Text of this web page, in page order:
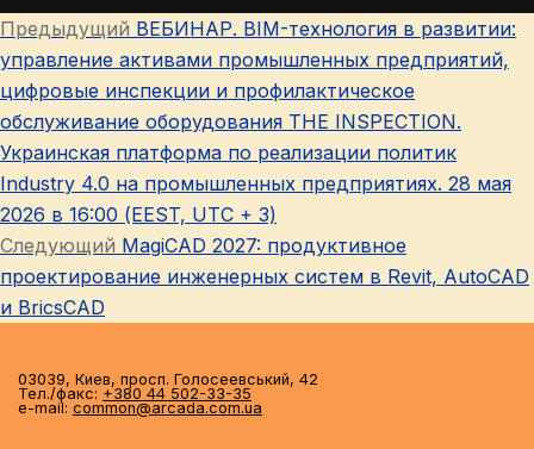
Навигация
по
записям
Предыдущий Предыдущая
запись:
ВЕБИНАР. BIM-технология в развитии:
управление активами промышленных предприятий,
цифровые инспекции и профилактическое
обслуживание оборудования THE INSPECTION.
Украинская платформа по реализации политик
Industry 4.0 на промышленных предприятиях. 28 мая
2026 в 16:00 (EEST, UTC + 3)
Следующий Следующая
запись:
MagiCAD 2027: продуктивное
проектирование инженерных систем в Revit, AutoCAD
и BricsCAD
03039, Киев, просп. Голосеевський, 42
Тел./факс: +380 44 502-33-35
e-mail: common@arcada.com.ua